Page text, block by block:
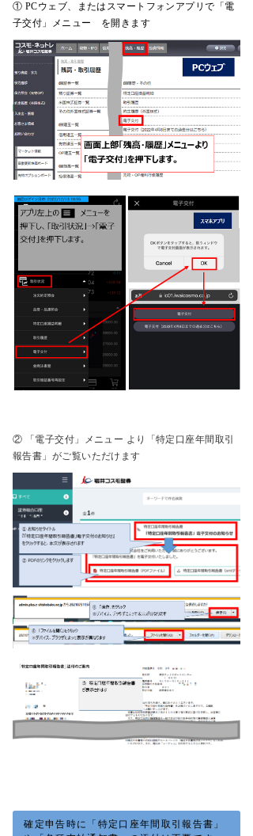
① PCウェブ、またはスマートフォンアプリで「電
子交付」メニュー を開きます
② 「電子交付」メニュー より「特定口座年間取引
報告書」がご覧いただけます
確定申告時に「特定口座年間取引報告書」